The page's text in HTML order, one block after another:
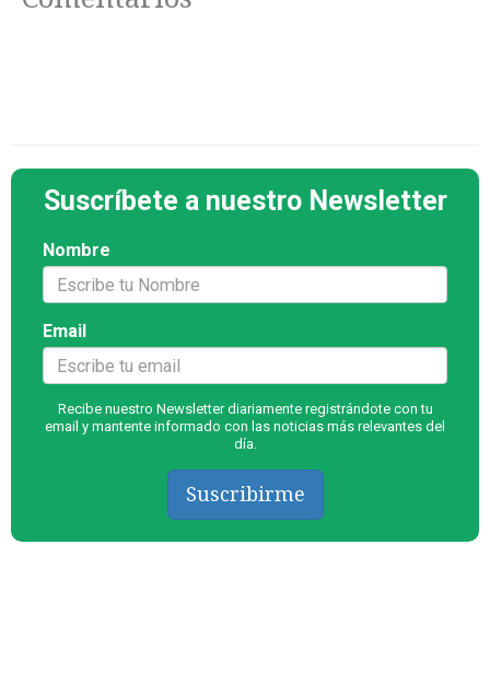
Suscríbete a nuestro Newsletter
Nombre
Email
Recibe nuestro Newsletter diariamente registrándote con tu
email y mantente informado con las noticias más relevantes del
día.
Suscribirme